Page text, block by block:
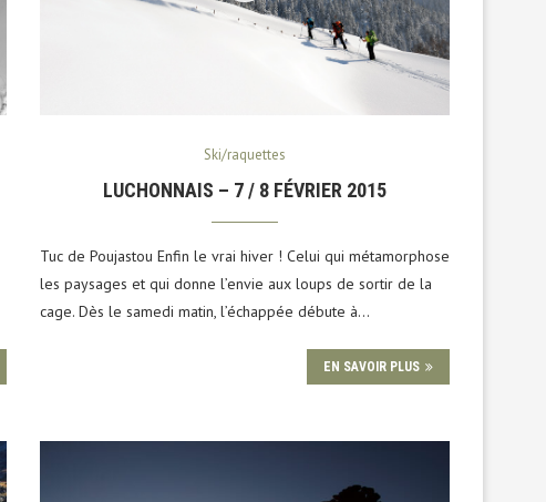
Ski/raquettes
LUCHONNAIS – 7 / 8 FÉVRIER 2015
Tuc de Poujastou Enfin le vrai hiver ! Celui qui métamorphose
les paysages et qui donne l’envie aux loups de sortir de la
cage. Dès le samedi matin, l’échappée débute à…
EN SAVOIR PLUS